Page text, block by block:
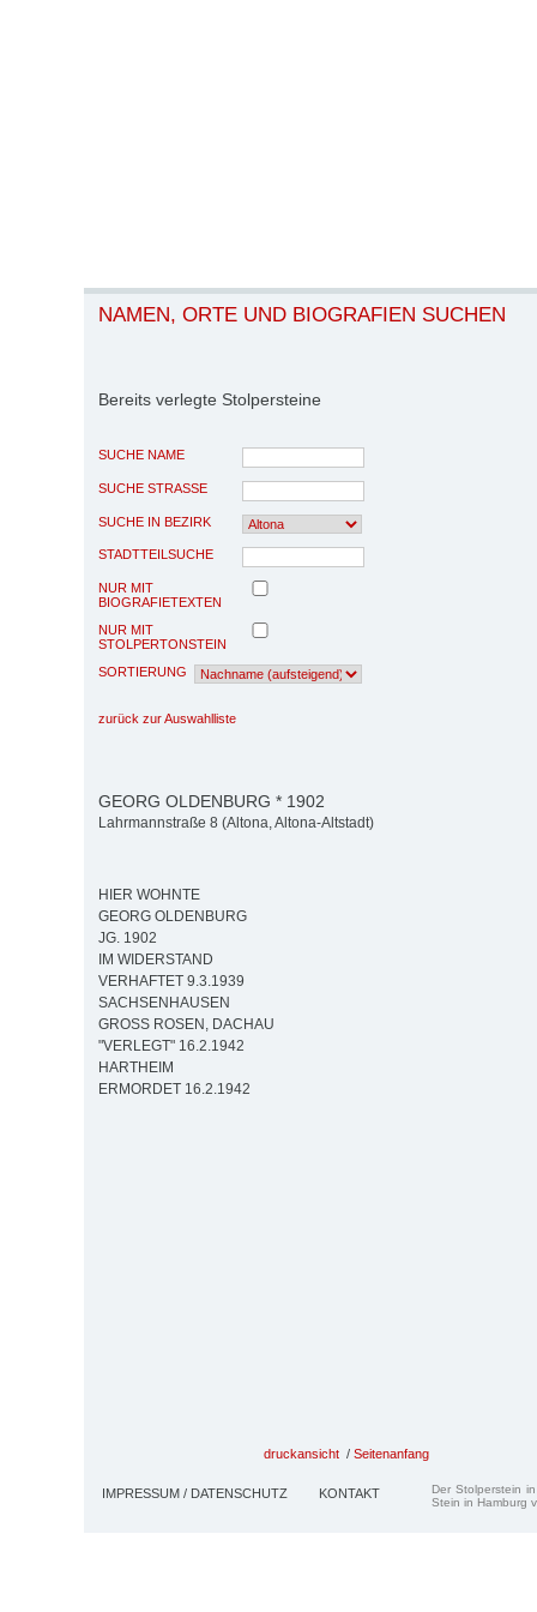
NAMEN, ORTE UND BIOGRAFIEN SUCHEN
Bereits verlegte Stolpersteine
SUCHE NAME
SUCHE STRASSE
SUCHE IN BEZIRK
STADTTEILSUCHE
NUR MIT
BIOGRAFIETEXTEN
NUR MIT
STOLPERTONSTEIN
SORTIERUNG
zurück zur Auswahlliste
GEORG OLDENBURG * 1902
Lahrmannstraße 8 (Altona, Altona-Altstadt)
HIER WOHNTE
GEORG OLDENBURG
JG. 1902
IM WIDERSTAND
VERHAFTET 9.3.1939
SACHSENHAUSEN
GROSS ROSEN, DACHAU
"VERLEGT" 16.2.1942
HARTHEIM
ERMORDET 16.2.1942
druckansicht / Seitenanfang
IMPRESSUM / DATENSCHUTZ KONTAKT
Der Stolperstein
Stein in Hamburg